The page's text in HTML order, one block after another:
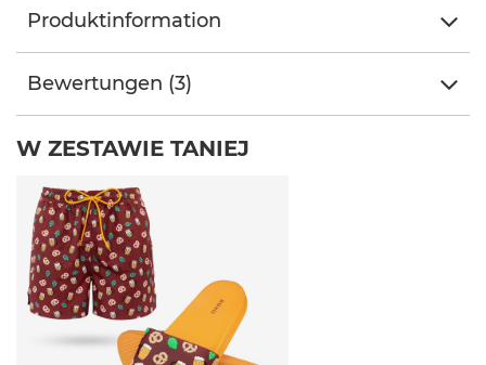
Produktinformation
Bewertungen (3)
W ZESTAWIE TANIEJ